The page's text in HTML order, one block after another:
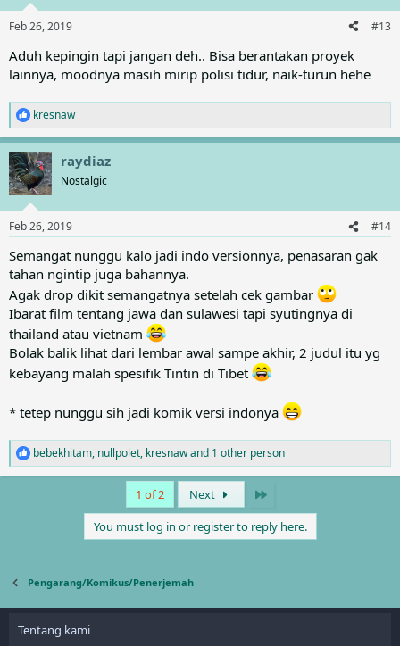
s
Feb 26, 2019 #13
Aduh kepingin tapi jangan deh.. Bisa berantakan proyek
lainnya, moodnya masih mirip polisi tidur, naik-turun hehe
R
e
a
c
t
i
s
:
kresnaw
raydiaz
Nostalgic
Feb 26, 2019 #14
Semangat nunggu kalo jadi indo versionnya, penasaran gak
tahan ngintip juga bahannya.
Agak drop dikit semangatnya setelah cek gambar
Ibarat film tentang jawa dan sulawesi tapi syutingnya di
thailand atau vietnam
Bolak balik lihat dari lembar awal sampe akhir, 2 judul itu yg
kebayang malah spesifik Tintin di Tibet
* tetep nunggu sih jadi komik versi indonya
R
e
:
bebekhitam, nullpolet, kresnawand 1 other person
1 of 2 Next
You must log in or register to reply here.
Pengarang/Komikus/Penerjemah
Tentang kami